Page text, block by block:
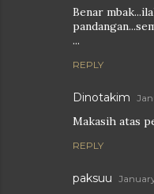
Benar
...
REPLY
Dinotakim
Makasih atas
REPLY
paksuu